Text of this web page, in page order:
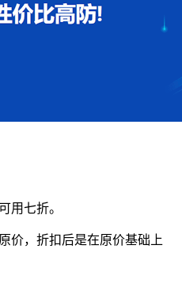
用七折。
价，折扣后是在原价基础上